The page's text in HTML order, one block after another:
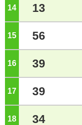
14 13
15 56
16 39
17 39
18 34